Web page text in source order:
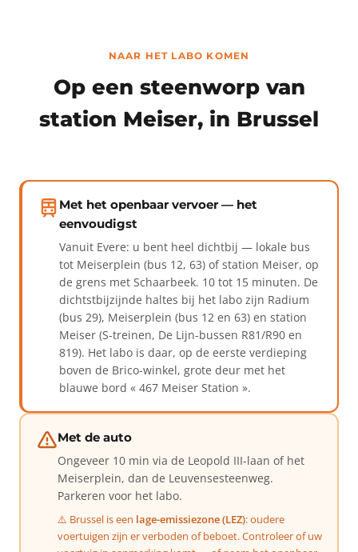
NAAR HET LABO KOMEN
Op een steenworp van
station Meiser, in Brussel
Met het openbaar vervoer — het
eenvoudigst
Vanuit Evere: u bent heel dichtbij — lokale bus
tot Meiserplein (bus 12, 63) of station Meiser, op
de grens met Schaarbeek. 10 tot 15 minuten. De
dichtstbijzijnde haltes bij het labo zijn Radium
(bus 29), Meiserplein (bus 12 en 63) en station
Meiser (S-treinen, De Lijn-bussen R81/R90 en
819). Het labo is daar, op de eerste verdieping
boven de Brico-winkel, grote deur met het
blauwe bord « 467 Meiser Station ».
Met de auto
Ongeveer 10 min via de Leopold III-laan of het
Meiserplein, dan de Leuvensesteenweg.
Parkeren voor het labo.
⚠️ Brussel is een lage-emissiezone (LEZ): oudere
voertuigen zijn er verboden of beboet. Controleer of uw